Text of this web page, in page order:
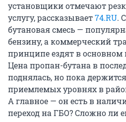
установщики отмечают
услугу, рассказывает74.RU.
бутановая смесь —
бензину, а коммерческий
принципе ездят в основном
Цена пропан-бутана в
поднялась, но пока
приемлемых уровнях в
А главное — он есть в
переход на ГБО? Сложно ли